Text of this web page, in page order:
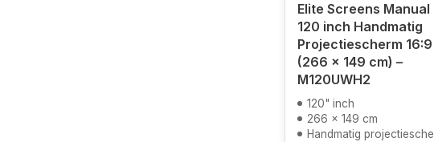
Elite Screens Manual
120 inch Handmatig
Projectiescherm 16:9
(266 x 149 cm) –
M120UWH2
120" inch
266 x 149 cm
Handmatig projectiescherm